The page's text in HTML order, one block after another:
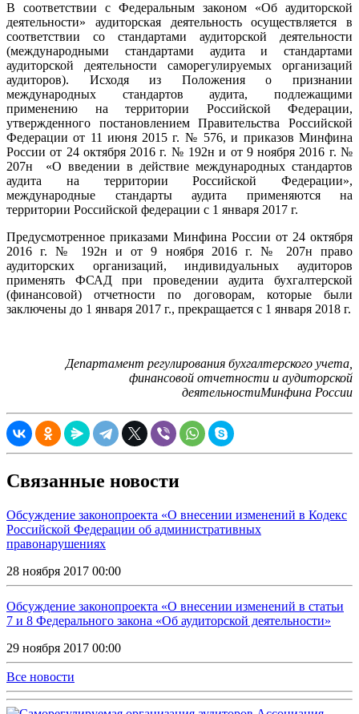
В соответствии с Федеральным законом «Об аудиторской
деятельности» аудиторская деятельность осуществляется в
соответствии со стандартами аудиторской деятельности
(международными стандартами аудита и стандартами
аудиторской деятельности саморегулируемых организаций
аудиторов). Исходя из Положения о признании
международных стандартов аудита, подлежащими
применению на территории Российской Федерации,
утвержденного постановлением Правительства Российской
Федерации от 11 июня 2015 г. № 576, и приказов Минфина
России от 24 октября 2016 г. № 192н и от 9 ноября 2016 г. №
207н «О введении в действие международных стандартов
аудита на территории Российской Федерации»,
международные стандарты аудита применяются на
территории Российской федерации с 1 января 2017 г.
Предусмотренное приказами Минфина России от 24 октября
2016 г. № 192н и от 9 ноября 2016 г. № 207н право
аудиторских организаций, индивидуальных аудиторов
применять ФСАД при проведении аудита бухгалтерской
(финансовой) отчетности по договорам, которые были
заключены до 1 января 2017 г., прекращается с 1 января 2018 г.
Департамент регулирования бухгалтерского учета,
финансовой отчетности и аудиторской
деятельностиМинфина России
Связанные новости
Обсуждение законопроекта «О внесении изменений в Кодекс
Российской Федерации об административных
правонарушениях
28 ноября 2017 00:00
Обсуждение законопроекта «О внесении изменений в статьи
7 и 8 Федерального закона «Об аудиторской деятельности»
29 ноября 2017 00:00
Все новости